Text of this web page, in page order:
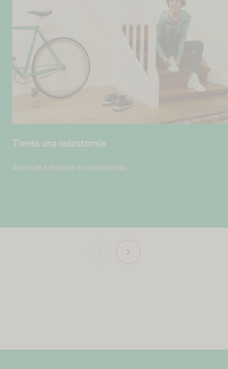
Tienes una colostomía
Aprende a manejar tu colostomía.
chevron_right